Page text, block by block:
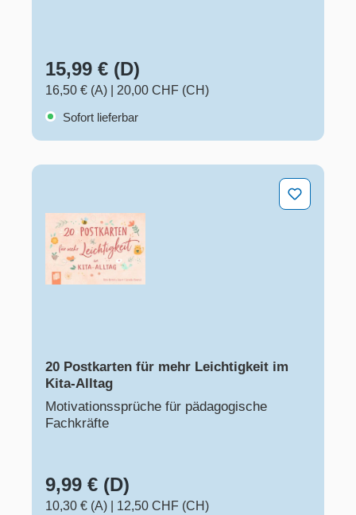
15,99 € (D)
16,50 € (A)
20,00 CHF (CH)
Sofort lieferbar
20 Postkarten für mehr Leichtigkeit im Kita-Alltag
20 Postkarten für mehr Leichtigkeit im
Kita-Alltag
Motivationssprüche für pädagogische
Fachkräfte
9,99 € (D)
10,30 € (A)
12,50 CHF (CH)